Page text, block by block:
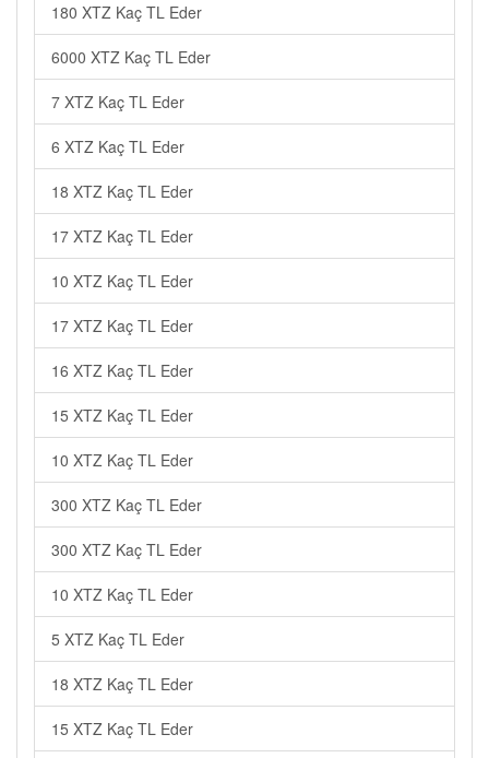
180 XTZ Kaç TL Eder
6000 XTZ Kaç TL Eder
7 XTZ Kaç TL Eder
6 XTZ Kaç TL Eder
18 XTZ Kaç TL Eder
17 XTZ Kaç TL Eder
10 XTZ Kaç TL Eder
17 XTZ Kaç TL Eder
16 XTZ Kaç TL Eder
15 XTZ Kaç TL Eder
10 XTZ Kaç TL Eder
300 XTZ Kaç TL Eder
300 XTZ Kaç TL Eder
10 XTZ Kaç TL Eder
5 XTZ Kaç TL Eder
18 XTZ Kaç TL Eder
15 XTZ Kaç TL Eder